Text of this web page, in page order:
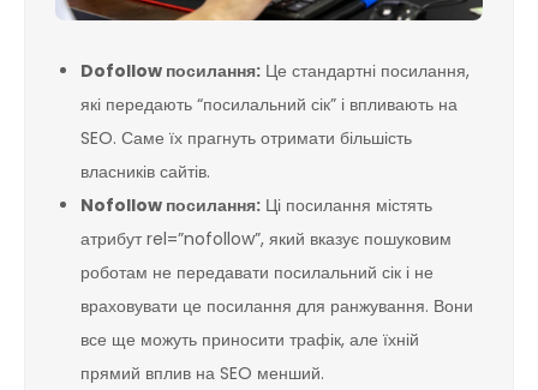
Dofollow посилання: Це стандартні посилання,
які передають “посилальний сік” і впливають на
SEO. Саме їх прагнуть отримати більшість
власників сайтів.
Nofollow посилання: Ці посилання містять
атрибут rel=”nofollow”, який вказує пошуковим
роботам не передавати посилальний сік і не
враховувати це посилання для ранжування. Вони
все ще можуть приносити трафік, але їхній
прямий вплив на SEO менший.